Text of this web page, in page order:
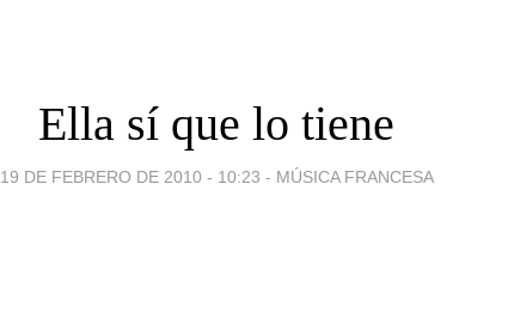
Ella sí que lo tiene
19 DE FEBRERO DE 2010 - 10:23 - MÚSICA FRANCESA